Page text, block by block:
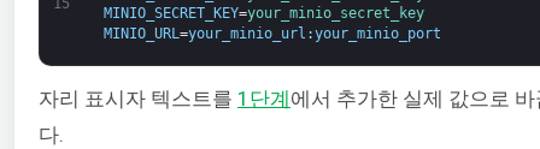
15
MINIO_SECRET_KEY=your_minio_secret_key
MINIO_URL=your_minio_url :your_minio_port
자리 표시자 텍스트를 1단계 에서 추가한 실제 값으로
다.